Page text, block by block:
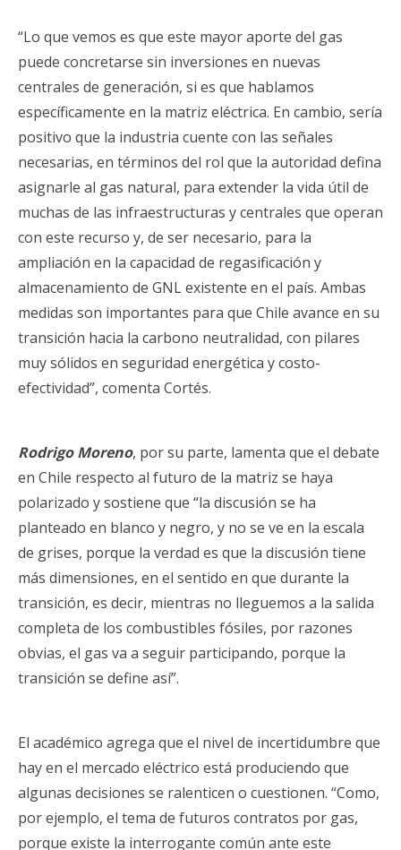
“Lo que vemos es que este mayor aporte del gas
puede concretarse sin inversiones en nuevas
centrales de generación, si es que hablamos
específicamente en la matriz eléctrica. En cambio, sería
positivo que la industria cuente con las señales
necesarias, en términos del rol que la autoridad defina
asignarle al gas natural, para extender la vida útil de
muchas de las infraestructuras y centrales que operan
con este recurso y, de ser necesario, para la
ampliación en la capacidad de regasificación y
almacenamiento de GNL existente en el país. Ambas
medidas son importantes para que Chile avance en su
transición hacia la carbono neutralidad, con pilares
muy sólidos en seguridad energética y costo-
efectividad”, comenta Cortés.
Rodrigo Moreno, por su parte, lamenta que el debate
en Chile respecto al futuro de la matriz se haya
polarizado y sostiene que “la discusión se ha
planteado en blanco y negro, y no se ve en la escala
de grises, porque la verdad es que la discusión tiene
más dimensiones, en el sentido en que durante la
transición, es decir, mientras no lleguemos a la salida
completa de los combustibles fósiles, por razones
obvias, el gas va a seguir participando, porque la
transición se define así”.
El académico agrega que el nivel de incertidumbre que
hay en el mercado eléctrico está produciendo que
algunas decisiones se ralenticen o cuestionen. “Como,
por ejemplo, el tema de futuros contratos por gas,
porque existe la interrogante común ante este